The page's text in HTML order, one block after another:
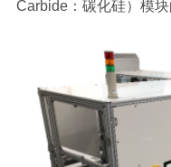
Carbide：碳化硅）模块